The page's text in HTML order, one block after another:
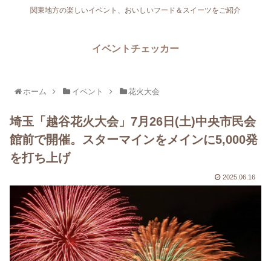
関東地方の楽しいイベント、おいしいフード＆スイーツをご紹介
イベントチェッカー
ホーム イベント 花火大会
埼玉「越谷花火大会」7月26日(土)中央市民会
館前で開催。スターマインをメインに5,000発
を打ち上げ
2025.06.16